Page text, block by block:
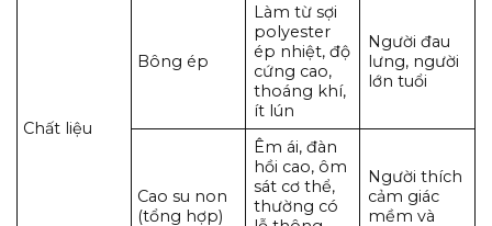
Chất liệu
Bông ép
Làm từ sợi
polyester
ép nhiệt, độ
cứng cao,
thoáng khí,
ít lún
Người đau
lưng, người
lớn tuổi
Cao su non
(tổng hợp)
Êm ái, đàn
hồi cao, ôm
sát cơ thể,
thường có
Người thích
cảm giác
mềm và